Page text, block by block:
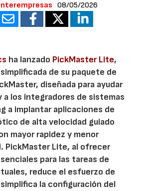
08/05/2026
ha lanzado PickMaster Lite,
de su paquete de
diseñada para ayudar
a los integradores de sistemas
a implantar aplicaciones de
de alta velocidad guiado
mayor rapidez y menor
PickMaster Lite, al ofrecer
para las tareas de
reduce el esfuerzo de
la configuración del